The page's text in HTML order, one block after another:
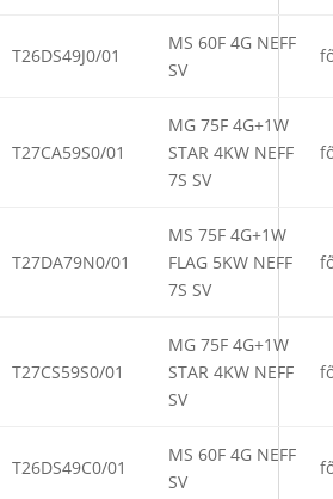
T26DS49J0/01
MS 60F 4G NEFF
SV
T27CA59S0/01
MG 75F 4G+1W
STAR 4KW NEFF
7S SV
T27DA79N0/01
MS 75F 4G+1W
FLAG 5KW NEFF
7S SV
T27CS59S0/01
MG 75F 4G+1W
STAR 4KW NEFF
SV
T26DS49C0/01
MS 60F 4G NEFF
SV